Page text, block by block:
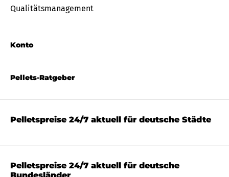
Pellets-Ratgeber
Qualitätsmanagement
Konto
Pelletspreise 24/7 aktuell für deutsche Städte
Pelletspreise 24/7 aktuell für deutsche